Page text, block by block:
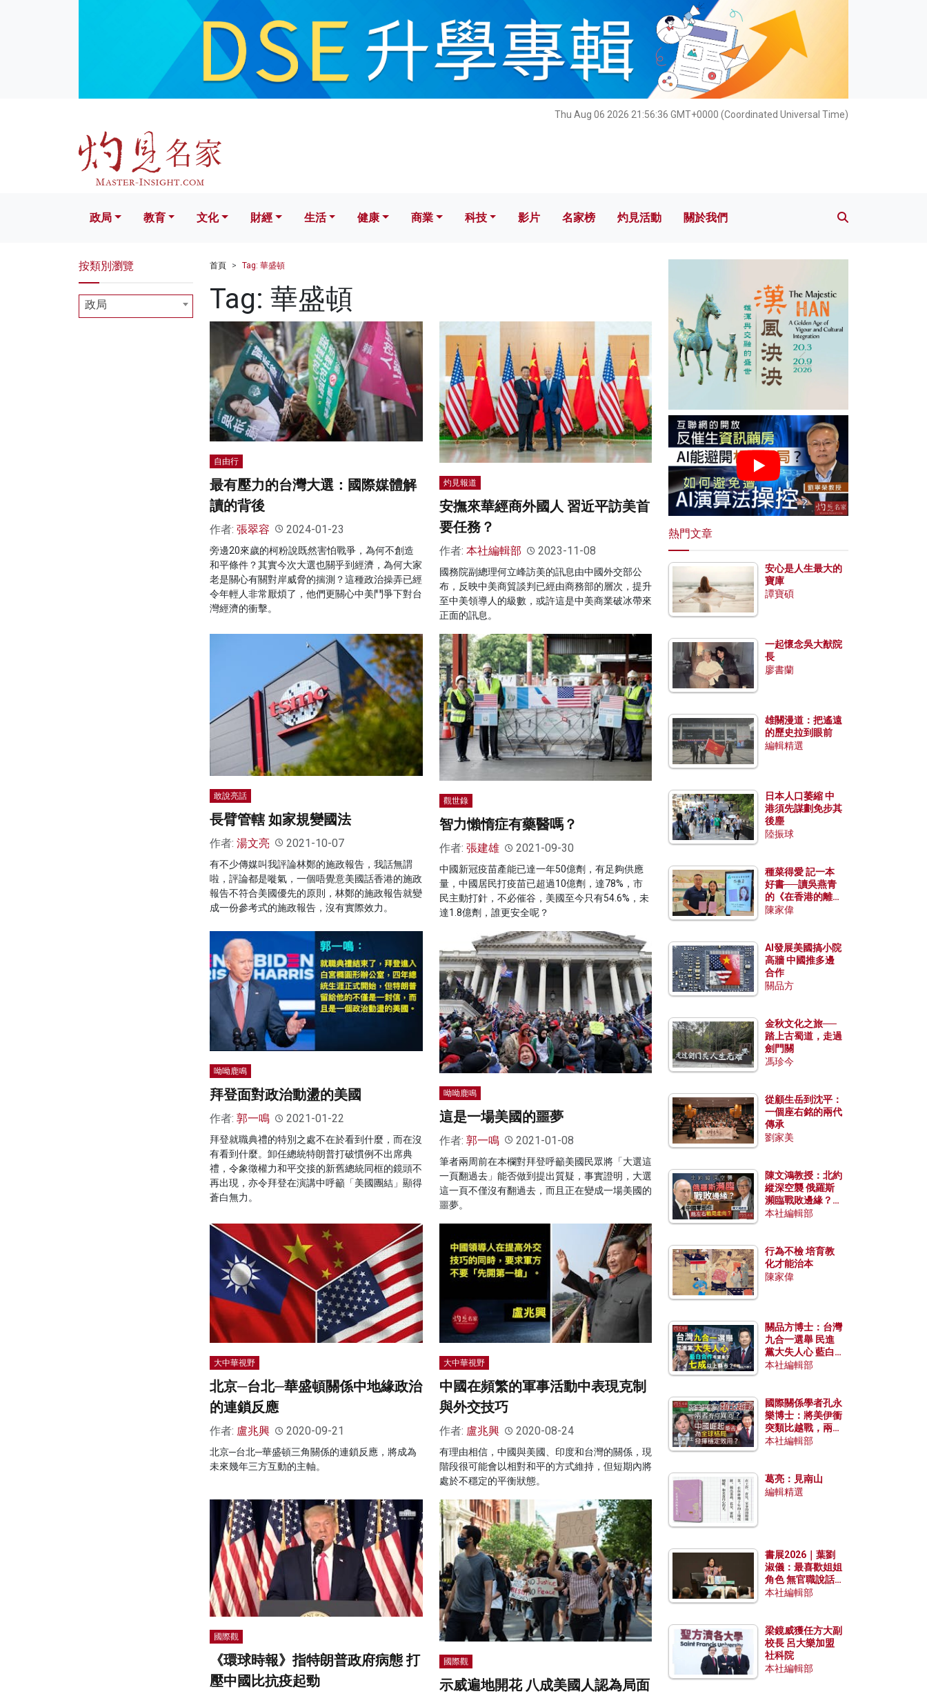
Thu Aug 06 2026 21:56:37 GMT+0000 (Coordinated Universal Time)
文化 財經 生活 健康 科技 影片 名家榜 灼見活動 關於我們
政局 教育 文化 財經 生活 健康 商業 科技 影片 名家榜 灼見活動 關於我們
首頁 Tag: 華盛頓
Tag: 華盛頓
自由行
最有壓力的台灣大選：國際媒體解
讀的背後
作者: 張翠容 2024-01-23
旁邊20來歲的柯粉說既然害怕戰爭，為何不創造
和平條件？其實今次大選也關乎到經濟，為何大家
老是關心有關對岸威脅的揣測？這種政治操弄已經
令年輕人非常厭煩了，他們更關心中美鬥爭下對台
灣經濟的衝擊。
灼見報道
安撫來華經商外國人 習近平訪美首
要任務？
作者: 本社編輯部 2023-11-08
國務院副總理何立峰訪美的訊息由中國外交部公
布，反映中美商貿談判已經由商務部的層次，提升
至中美領導人的級數，或許這是中美商業破冰帶來
正面的訊息。
敢說亮話
長臂管轄 如家規變國法
作者: 湯文亮 2021-10-07
有不少傳媒叫我評論林鄭的施政報告，我話無謂
啦，評論都是嘥氣，一個唔覺意美國話香港的施政
報告不符合美國優先的原則，林鄭的施政報告就變
成一份參考式的施政報告，沒有實際效力。
觀世錄
智力懶惰症有藥醫嗎？
作者: 張建雄 2021-09-30
中國新冠疫苗產能已達一年50億劑，有足夠供應
量，中國居民打疫苗已超過10億劑，達78%，市
民主動打針，不必催谷，美國至今只有54.6%，未
達1.8億劑，誰更安全呢？
呦呦鹿鳴
拜登面對政治動盪的美國
作者: 郭一鳴 2021-01-22
拜登就職典禮的特別之處不在於看到什麼，而在沒
有看到什麼。卸任總統特朗普打破慣例不出席典
禮，令象徵權力和平交接的新舊總統同框的鏡頭不
再出現，亦令拜登在演講中呼籲「美國團結」顯得
蒼白無力。
呦呦鹿鳴
這是一場美國的噩夢
作者: 郭一鳴 2021-01-08
筆者兩周前在本欄對拜登呼籲美國民眾將「大選這
一頁翻過去」能否做到提出質疑，事實證明，大選
這一頁不僅沒有翻過去，而且正在變成一場美國的
噩夢。
大中華視野
北京─台北─華盛頓關係中地緣政治
的連鎖反應
作者: 盧兆興 2020-09-21
北京─台北─華盛頓三角關係的連鎖反應，將成為
未來幾年三方互動的主軸。
大中華視野
中國在頻繁的軍事活動中表現克制
與外交技巧
作者: 盧兆興 2020-08-24
有理由相信，中國與美國、印度和台灣的關係，現
階段很可能會以相對和平的方式維持，但短期內將
處於不穩定的平衡狀態。
國際觀
《環球時報》指特朗普政府病態 打
壓中國比抗疫起勁
國際觀
示威遍地開花 八成美國人認為局面
按類別瀏覽
政局
熱門文章
安心是人生最大的
寶庫
譚寶碩
一起懷念吳大猷院
長
廖書蘭
雄關漫道：把遙遠
的歷史拉到眼前
編輯精選
日本人口萎縮 中
港須先謀劃免步其
後塵
陸振球
種菜得愛 記一本
好書──讀吳燕青
的《在香港的離島
種菜》
陳家偉
AI發展美國搞小院
高牆 中國推多邊
合作
關品方
金秋文化之旅──
踏上古蜀道，走過
劍門關
馮珍今
從顧生岳到沈平：
一個座右銘的兩代
傳承
劉家美
陳文鴻教授：北約
縱深空襲 俄羅斯
瀕臨戰敗邊緣？中
國零部件能左右戰
本社編輯部
行為不檢 培育教
化才能治本
陳家偉
關品方博士：台灣
九合一選舉 民進
黨大失人心 藍白
合作有望拿下七成
本社編輯部
國際關係學者孔永
樂博士：將美伊衝
突類比越戰，兩者
有何異同？中國崛
本社編輯部
葛亮：見南山
編輯精選
書展2026｜葉劉
淑儀：最喜歡姐姐
角色 無官職說話
包袱少
本社編輯部
梁鏡威獲任方大副
校長 呂大樂加盟
社科院
本社編輯部